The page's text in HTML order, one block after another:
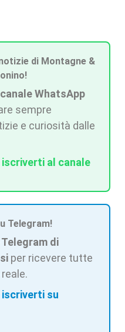
di Montagne &
canale WhatsApp
sempre
e curiosità dalle
iscriverti al canale
Telegram!
di
per ricevere tutte
iscriverti su